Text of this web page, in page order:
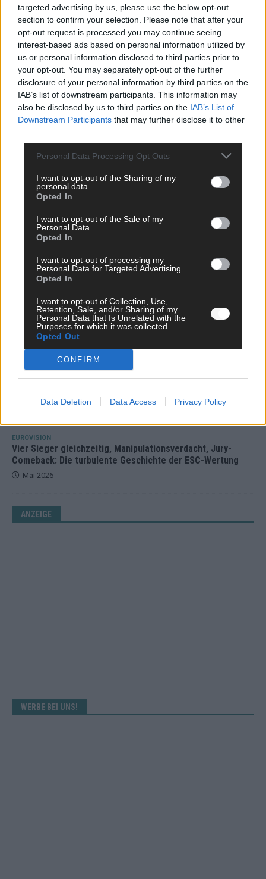
targeted advertising by us, please use the below opt-out
section to confirm your selection. Please note that after your
opt-out request is processed you may continue seeing
interest-based ads based on personal information utilized by
us or personal information disclosed to third parties prior to
your opt-out. You may separately opt-out of the further
disclosure of your personal information by third parties on the
IAB’s list of downstream participants. This information may
also be disclosed by us to third parties on the IAB’s List of
Downstream Participants that may further disclose it to other
Personal Data Processing Opt Outs
I want to opt-out of the Sharing of my
personal data.
Opted In
I want to opt-out of the Sale of my
Personal Data.
Opted In
I want to opt-out of processing my
Personal Data for Targeted Advertising.
Opted In
I want to opt-out of Collection, Use,
Retention, Sale, and/or Sharing of my
Personal Data that Is Unrelated with the
Purposes for which it was collected.
Opted Out
CONFIRM
Data Deletion Data Access Privacy Policy
ESC 2026: Ein Sieger, der klar überzeugt – und
eine Debatte, die nicht aufhört
Mai 2026
EUROVISION
Bulgarien gewinnt den Eurovision Song Contest 2026 – das
Mai 2026
EUROVISION
Das Papierboot kommt aus Basel: JJ eröffnet das ESC-
Finale in Wien – alle Show-Highlights
Mai 2026
Dänemark eröffnet, Österreich beschließt: Die
Startreihenfolge des ESC-Finales 2026 im Überblick
Mai 2026
Mai 2026
EUROVISION
Vier Sieger gleichzeitig, Manipulationsverdacht, Jury-
Comeback: Die turbulente Geschichte der ESC-Wertung
Mai 2026
ANZEIGE
WERBE BEI UNS!